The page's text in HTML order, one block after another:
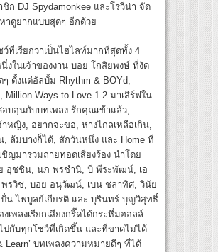
ก DJ Spydamonkee และโรวีน่า จัด
าดูยากแบบสุดๆ อีกด้วย
ว์ที่เรียกว่าเป็นไฮไลท์มากที่สุดทั้ง 4
งในเจ้าของงาน บอย โกสิยพงษ์ ที่งัด
ๆ ตั้งแต่อัลบั้ม Rhythm & BOYd,
Million Ways to Love 1-2 มาเสิร์ฟใน
อบอุ่นกับบทเพลง รักคุณเข้าแล้ว,
าหญิง, อยากจะขอ, ห่างไกลเหลือเกิน,
, ล้มบางก็ได้, สักวันหนึ่ง และ Home ที่
ชิญมาร่วมถ่ายทอดเสียงร้อง นำโดย
อุชชิน, นภ พรชำนิ, บี พีระพัฒน์, เอ
รวิช, บอย อนุวัฒน์, เบน ชลาทิศ, วินัย
น ไพบูลย์เกียรติ และ บุรินทร์ บุญวิสุทธิ์
เพลงเรียกเสียงกรี๊ดได้กระหึ่มฮอลล์
ปกับทุกโชว์ที่เกิดขึ้น และที่ขาดไม่ได้
Learn’ บทเพลงความหมายดีๆ ที่ได้